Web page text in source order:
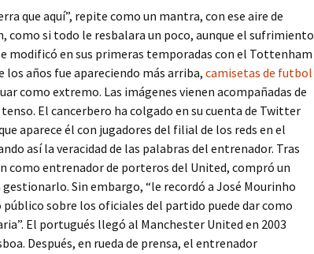
que aquí”, repite como un mantra, con ese aire de
como si todo le resbalara un poco, aunque el sufrimiento
modificó en sus primeras temporadas con el Tottenham
los años fue apareciendo más arriba, camisetas de futbol
como extremo. Las imágenes vienen acompañadas de
El cancerbero ha colgado en su cuenta de Twitter
aparece él con jugadores del filial de los reds en el
así la veracidad de las palabras del entrenador. Tras
como entrenador de porteros del United, compró un
Sin embargo, “le recordó a José Mourinho
sobre los oficiales del partido puede dar como
El portugués llegó al Manchester United en 2003
Después, en rueda de prensa, el entrenador